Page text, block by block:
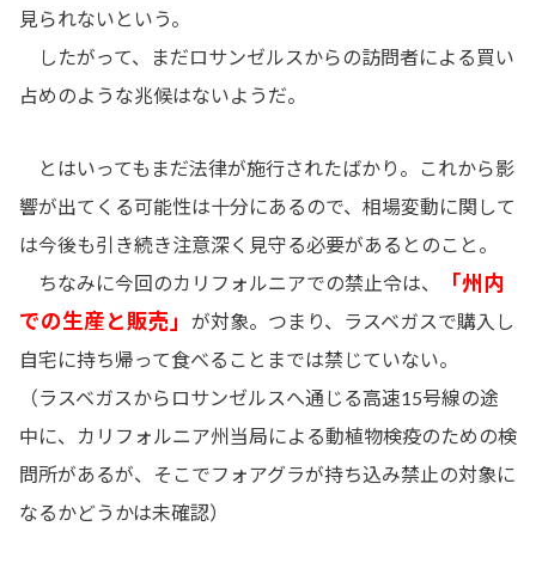
見られないという。
したがって、まだロサンゼルスからの訪問者による買い
占めのような兆候はないようだ。
とはいってもまだ法律が施行されたばかり。これから影
響が出てくる可能性は十分にあるので、相場変動に関して
は今後も引き続き注意深く見守る必要があるとのこと。
ちなみに今回のカリフォルニアでの禁止令は、
「州内
での生産と販売」 が対象。つまり、ラスベガスで購入し
自宅に持ち帰って食べることまでは禁じていない。
（ラスベガスからロサンゼルスへ通じる高速15号線の途
中に、カリフォルニア州当局による動植物検疫のための検
問所があるが、そこでフォアグラが持ち込み禁止の対象に
なるかどうかは未確認）